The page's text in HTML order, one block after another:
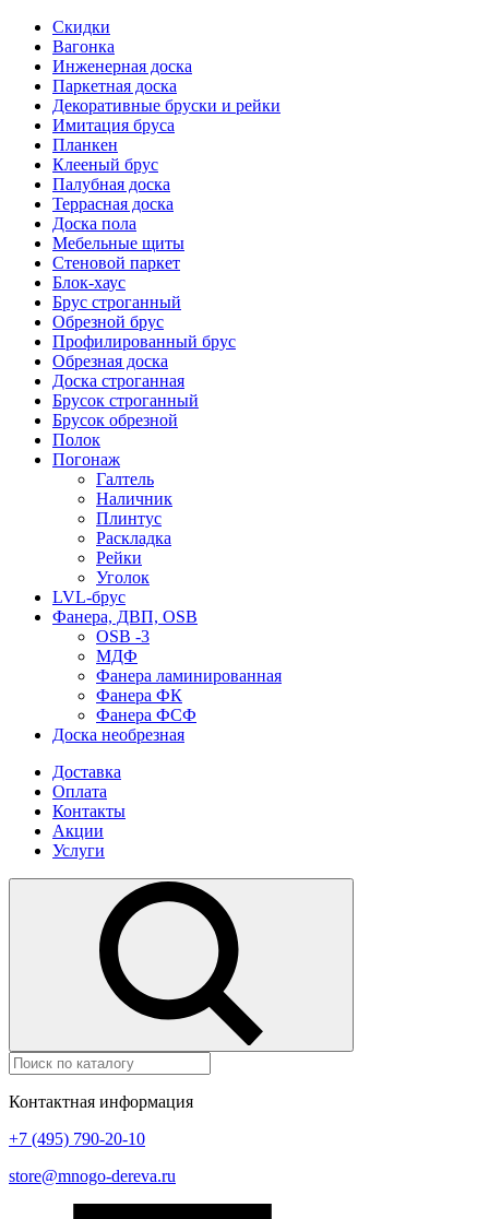
Скидки
Вагонка
Инженерная доска
Паркетная доска
Декоративные бруски и рейки
Имитация бруса
Планкен
Клееный брус
Палубная доска
Террасная доска
Доска пола
Мебельные щиты
Стеновой паркет
Блок-хаус
Брус строганный
Обрезной брус
Профилированный брус
Обрезная доска
Доска строганная
Брусок строганный
Брусок обрезной
Полок
Погонаж
Галтель
Наличник
Плинтус
Раскладка
Рейки
Уголок
LVL-брус
Фанера, ДВП, OSB
OSB -3
МДФ
Фанера ламинированная
Фанера ФК
Фанера ФСФ
Доска необрезная
Доставка
Оплата
Контакты
Акции
Услуги
Контактная информация
+7 (495) 790-20-10
store@mnogo-dereva.ru